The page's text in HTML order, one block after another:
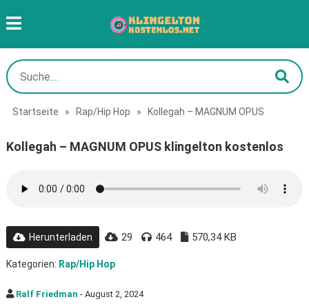
Startseite » Rap/Hip Hop » Kollegah – MAGNUM OPUS
Kollegah – MAGNUM OPUS klingelton kostenlos
Herunterladen 29 464 570,34 KB
Kategorien: Rap/Hip Hop
Ralf Friedman - August 2, 2024